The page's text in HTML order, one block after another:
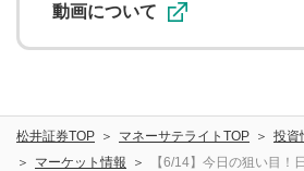
動画について
松井証券TOP マネーサテライトTOP
投資
マーケット情報
【6/14】今日の狙い目！